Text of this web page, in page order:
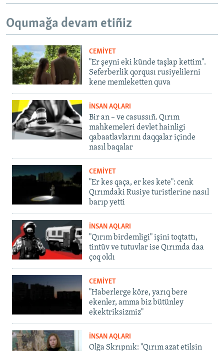
Oqumağa devam etiñiz
CEMİYET
"Er şeyni eki künde taşlap kettim".
Seferberlik qorqusı rusiyelilerni
kene memleketten quva
İNSAN AQLARI
Bir an – ve casussıñ. Qırım
mahkemeleri devlet hainligi
qabaatlavlarını daqqalar içinde
nasıl baqalar
CEMİYET
"Er kes qaça, er kes kete": cenk
Qırımdaki Rusiye turistlerine nasıl
barıp yetti
İNSAN AQLARI
"Qırım birdemligi" işini toqtattı,
tintüv ve tutuvlar ise Qırımda daa
çoq oldı
CEMİYET
"Haberlerge köre, yarıq bere
ekenler, amma biz bütünley
ekektriksizmiz"
İNSAN AQLARI
Olğa Skrıpnık: "Qırım azat etilsin